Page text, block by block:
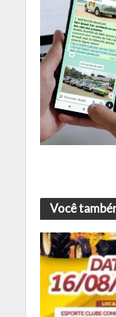
Você